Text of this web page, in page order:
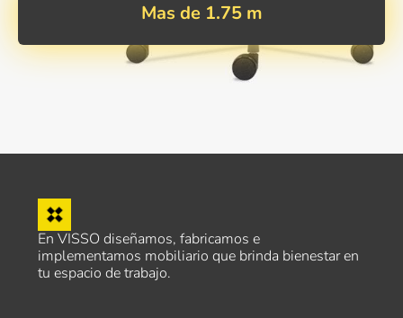
Mas de 1.75 m
En VISSO diseñamos, fabricamos e
implementamos mobiliario que brinda bienestar en
tu espacio de trabajo.